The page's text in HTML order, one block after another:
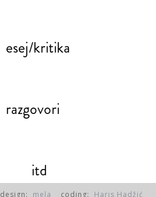
esej/kritika
razgovori
itd
design: mela coding: Haris Hadžić